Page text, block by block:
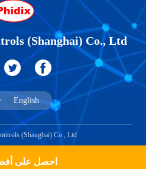
احصل على
(Shanghai) Co., Ltd.
(Shanghai) Co., Ltd.